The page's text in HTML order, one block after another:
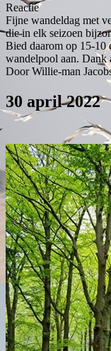
Reactie
Fijne wandeldag met
die in elk seizoen
Bied daarom op 15-10
wandelpool aan. Dank
Door Willie-man
30 april 2022